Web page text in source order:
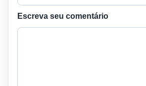
Escreva seu comentário